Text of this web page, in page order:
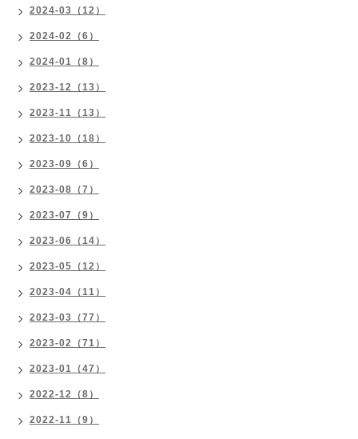
2024-03（12）
2024-02（6）
2024-01（8）
2023-12（13）
2023-11（13）
2023-10（18）
2023-09（6）
2023-08（7）
2023-07（9）
2023-06（14）
2023-05（12）
2023-04（11）
2023-03（77）
2023-02（71）
2023-01（47）
2022-12（8）
2022-11（9）